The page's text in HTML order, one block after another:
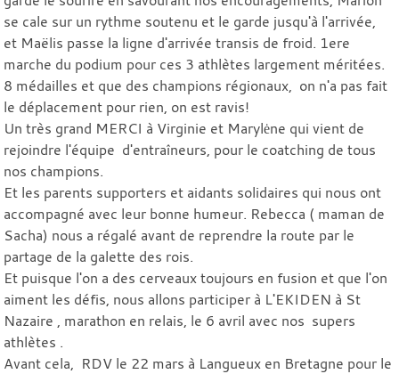
se cale sur un rythme soutenu et le garde jusqu'à l'arrivée,
et Maëlis passe la ligne d'arrivée transis de froid. 1ere
marche du podium pour ces 3 athlètes largement méritées.
8 médailles et que des champions régionaux, on n'a pas fait
le déplacement pour rien, on est ravis!
Un très grand MERCI à Virginie et Marylėne qui vient de
rejoindre l'équipe d'entraîneurs, pour le coatching de tous
nos champions.
Et les parents supporters et aidants solidaires qui nous ont
accompagné avec leur bonne humeur. Rebecca ( maman de
Sacha) nous a régalé avant de reprendre la route par le
partage de la galette des rois.
Et puisque l'on a des cerveaux toujours en fusion et que l'on
aiment les défis, nous allons participer à L'EKIDEN à St
Nazaire , marathon en relais, le 6 avril avec nos supers
athlètes .
Avant cela, RDV le 22 mars à Langueux en Bretagne pour le